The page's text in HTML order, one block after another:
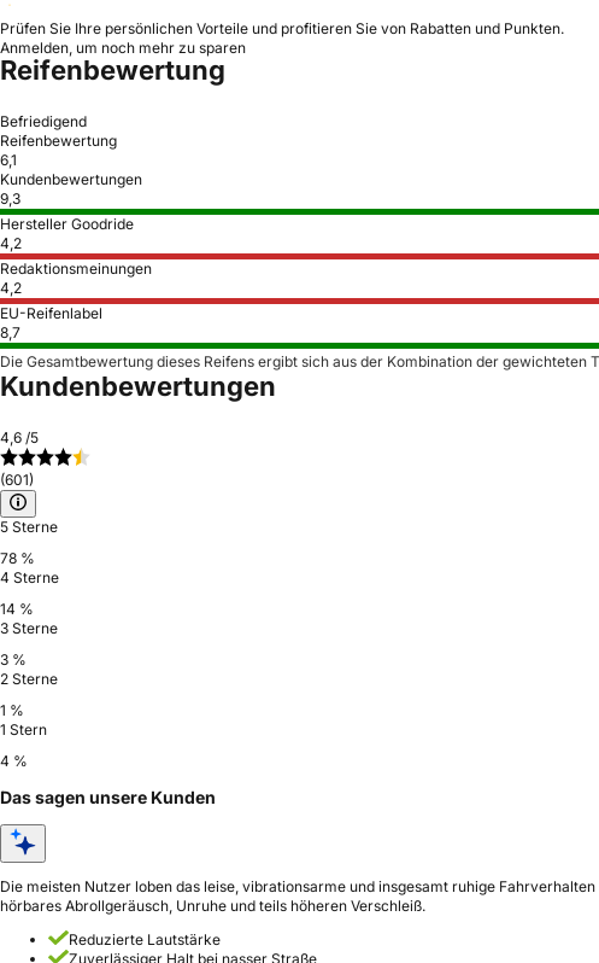
Prüfen Sie Ihre persönlichen Vorteile und profitieren Sie von Rabatten und Punkten.
Anmelden, um noch mehr zu sparen
Reifenbewertung
Befriedigend
Reifenbewertung
6,1
Kundenbewertungen
9,3
Hersteller Goodride
4,2
Redaktionsmeinungen
4,2
EU-Reifenlabel
8,7
Die Gesamtbewertung dieses Reifens ergibt sich aus der Kombination der gewichteten
Kundenbewertungen
4,6 /5
(601)
5 Sterne
78 %
4 Sterne
14 %
3 Sterne
3 %
2 Sterne
1 %
1 Stern
4 %
Das sagen unsere Kunden
Die meisten Nutzer loben das leise, vibrationsarme und insgesamt ruhige
hörbares Abrollgeräusch, Unruhe und teils höheren Verschleiß.
Reduzierte Lautstärke
Zuverlässiger Halt bei nasser Straße